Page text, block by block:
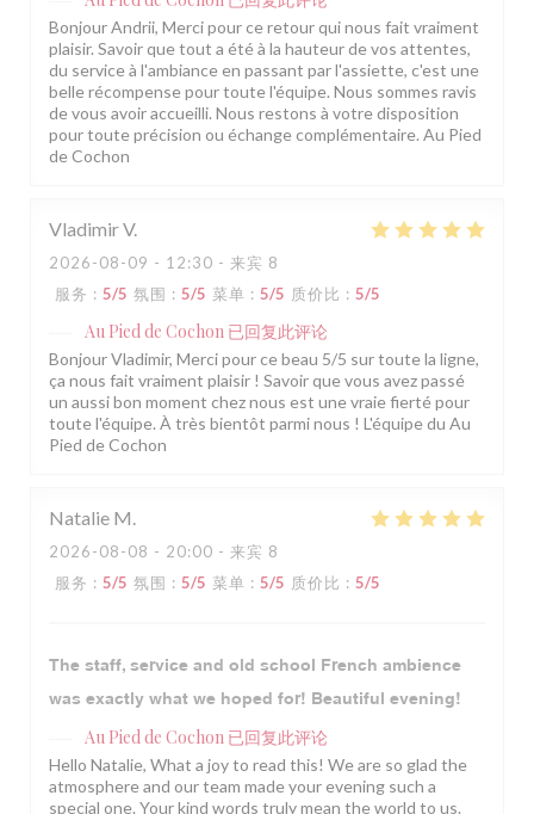
Bonjour Andrii, Merci pour ce retour qui nous fait vraiment
plaisir. Savoir que tout a été à la hauteur de vos attentes,
du service à l'ambiance en passant par l'assiette, c'est une
belle récompense pour toute l'équipe. Nous sommes ravis
de vous avoir accueilli. Nous restons à votre disposition
pour toute précision ou échange complémentaire. Au Pied
de Cochon
VladimirV
2026-08-09 - 12:30 - 来宾 8
服务 : 5/5 氛围 : 5/5 菜单 : 5/5 质价比 : 5/5
Au Pied de Cochon 已回复此评论
Bonjour Vladimir, Merci pour ce beau 5/5 sur toute la ligne,
ça nous fait vraiment plaisir ! Savoir que vous avez passé
un aussi bon moment chez nous est une vraie fierté pour
toute l'équipe. À très bientôt parmi nous ! L'équipe du Au
Pied de Cochon
Natalie M
2026-08-08 - 20:00 - 来宾 8
服务 : 5/5 氛围 : 5/5 菜单 : 5/5 质价比 : 5/5
The staff, service and old school French ambience
was exactly what we hoped for! Beautiful evening!
Au Pied de Cochon 已回复此评论
Hello Natalie, What a joy to read this! We are so glad the
atmosphere and our team made your evening such a
special one. Your kind words truly mean the world to us.